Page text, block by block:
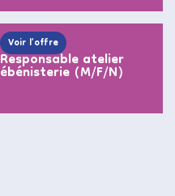
Voir l’offre
Responsable atelier
ébénisterie (M/F/N)